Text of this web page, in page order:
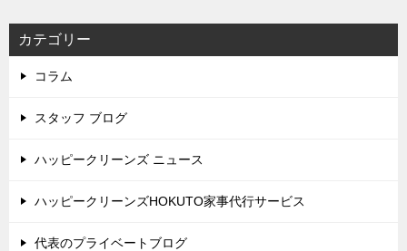
カテゴリー
コラム
スタッフ ブログ
ハッピークリーンズ ニュース
ハッピークリーンズHOKUTO家事代行サービス
代表のプライベートブログ